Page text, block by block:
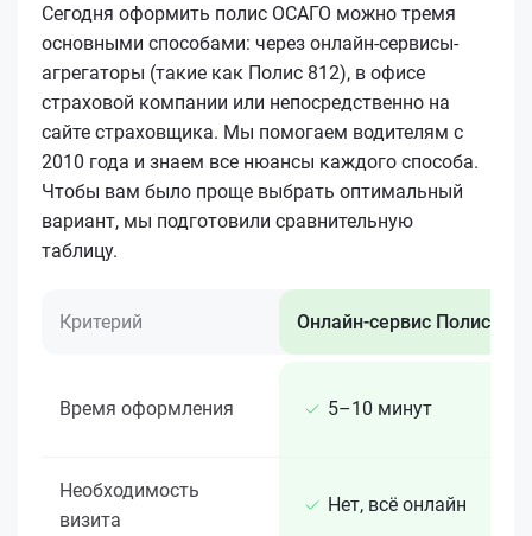
Сегодня оформить полис ОСАГО можно тремя
основными способами: через онлайн-сервисы-
агрегаторы (такие как Полис 812), в офисе
страховой компании или непосредственно на
сайте страховщика. Мы помогаем водителям с
2010 года и знаем все нюансы каждого способа.
Чтобы вам было проще выбрать оптимальный
вариант, мы подготовили сравнительную
таблицу.
Критерий Онлайн-сервис Полис 812
Время оформления 5–10 минут
Необходимость
визита
Нет, всё онлайн